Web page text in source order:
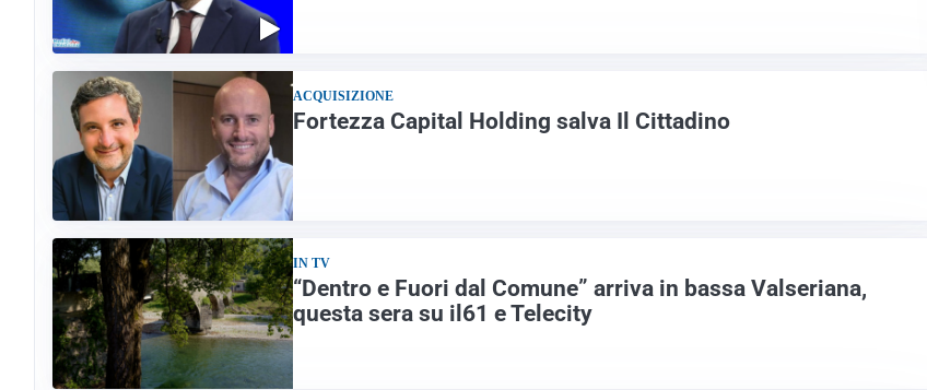
ACQUISIZIONE
Fortezza Capital Holding salva Il Cittadino
IN TV
“Dentro e Fuori dal Comune” arriva in bassa Valseriana,
questa sera su il61 e Telecity